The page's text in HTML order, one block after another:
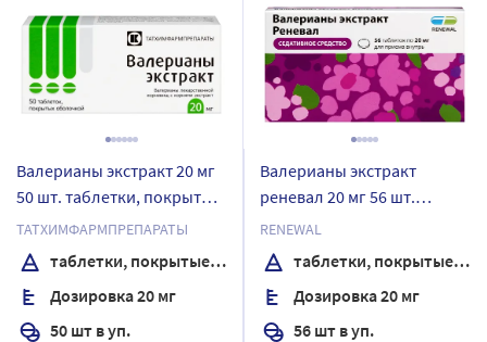
Валерианы экстракт 20 мг
50 шт. таблетки, покрытые
оболочкой
ТАТХИМФАРМПРЕПАРАТЫ
таблетки, покрытые оболочкой
Дозировка 20 мг
50 шт в уп.
Валерианы экстракт
реневал 20 мг 56 шт.
таблетки, покрытые
пленочной оболочкой
RENEWAL
таблетки, покрытые пленочной оболочкой
Дозировка 20 мг
56 шт в уп.